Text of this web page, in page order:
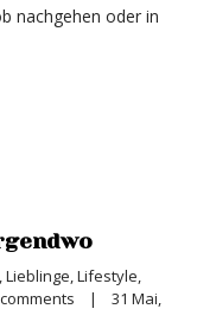
nachgehen oder in
, Lieblinge, Lifestyle
|
31 Mai,